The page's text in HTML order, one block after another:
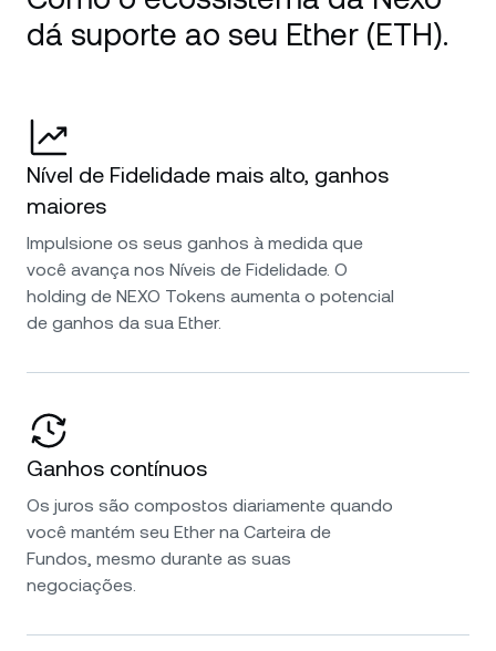
dá suporte ao seu Ether (ETH).
Nível de Fidelidade mais alto, ganhos
maiores
Impulsione os seus ganhos à medida que
você avança nos Níveis de Fidelidade. O
holding de NEXO Tokens aumenta o potencial
de ganhos da sua Ether.
Ganhos contínuos
Os juros são compostos diariamente quando
você mantém seu Ether na Carteira de
Fundos, mesmo durante as suas
negociações.